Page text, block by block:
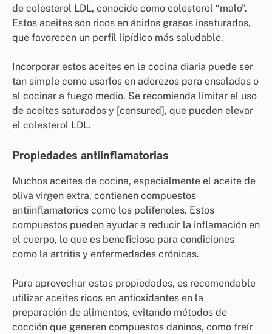
de colesterol LDL, conocido como colesterol “malo”.
Estos aceites son ricos en ácidos grasos insaturados,
que favorecen un perfil lipídico más saludable.
Incorporar estos aceites en la cocina diaria puede ser
tan simple como usarlos en aderezos para ensaladas o
al cocinar a fuego medio. Se recomienda limitar el uso
de aceites saturados y [censured], que pueden elevar
el colesterol LDL.
Propiedades antiinflamatorias
Muchos aceites de cocina, especialmente el aceite de
oliva virgen extra, contienen compuestos
antiinflamatorios como los polifenoles. Estos
compuestos pueden ayudar a reducir la inflamación en
el cuerpo, lo que es beneficioso para condiciones
como la artritis y enfermedades crónicas.
Para aprovechar estas propiedades, es recomendable
utilizar aceites ricos en antioxidantes en la
preparación de alimentos, evitando métodos de
cocción que generen compuestos dañinos, como freír